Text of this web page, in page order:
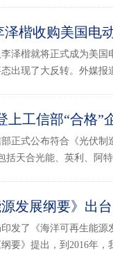
楷收购美国电
泽楷就将正式成为美国
出现了大反转。外媒报
上工信部“合格”
正式公布符合《光伏制
括天合光能、英利、阿
源发展纲要》出
发了《海洋可再生能
要》提出，到2016年，